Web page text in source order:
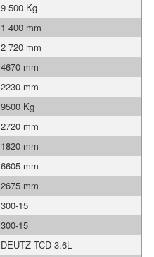
9 500 Kg
1 400 mm
2 720 mm
4670 mm
2230 mm
9500 Kg
2720 mm
1820 mm
6605 mm
2675 mm
300-15
300-15
DEUTZ TCD 3.6L